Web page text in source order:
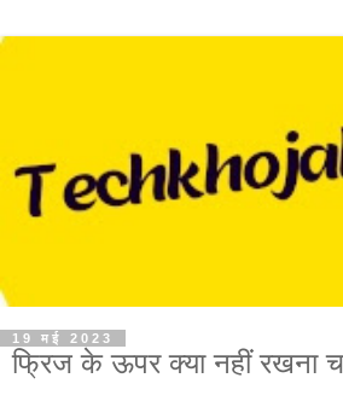
19 मई 2023
फ्रिज के ऊपर क्या नहीं रखना